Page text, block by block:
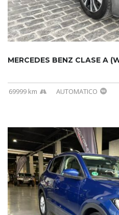
69999 km AUTOMATICO